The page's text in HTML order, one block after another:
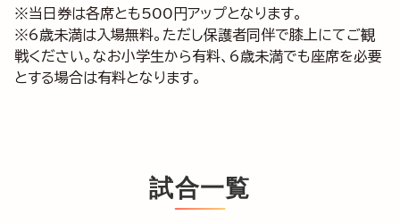
※当日券は各席とも500円アップとなります。
※6歳未満は入場無料。ただし保護者同伴で膝上にてご観
戦ください。なお小学生から有料、6歳未満でも座席を必要
とする場合は有料となります。
試合一覧